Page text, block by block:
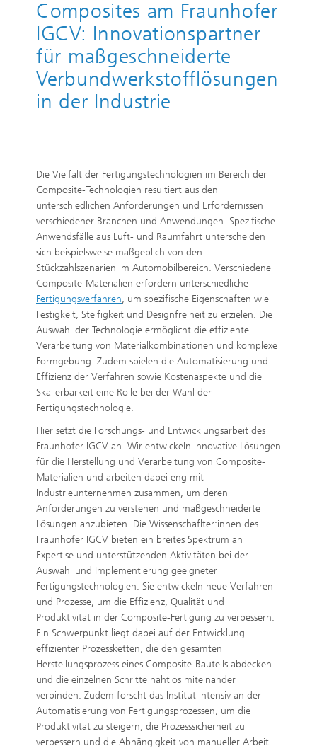
Composites am Fraunhofer
IGCV: Innovationspartner
für maßgeschneiderte
Verbundwerkstofflösungen
in der Industrie
Die Vielfalt der Fertigungstechnologien im Bereich der
Composite-Technologien resultiert aus den
unterschiedlichen Anforderungen und Erfordernissen
verschiedener Branchen und Anwendungen. Spezifische
Anwendsfälle aus Luft- und Raumfahrt unterscheiden
sich beispielsweise maßgeblich von den
Stückzahlszenarien im Automobilbereich. Verschiedene
Composite-Materialien erfordern unterschiedliche
Fertigungsverfahren, um spezifische Eigenschaften wie
Festigkeit, Steifigkeit und Designfreiheit zu erzielen. Die
Auswahl der Technologie ermöglicht die effiziente
Verarbeitung von Materialkombinationen und komplexe
Formgebung. Zudem spielen die Automatisierung und
Effizienz der Verfahren sowie Kostenaspekte und die
Skalierbarkeit eine Rolle bei der Wahl der
Fertigungstechnologie.
Hier setzt die Forschungs- und Entwicklungsarbeit des
Fraunhofer IGCV an. Wir entwickeln innovative Lösungen
für die Herstellung und Verarbeitung von Composite-
Materialien und arbeiten dabei eng mit
Industrieunternehmen zusammen, um deren
Anforderungen zu verstehen und maßgeschneiderte
Lösungen anzubieten. Die Wissenschaflter:innen des
Fraunhofer IGCV bieten ein breites Spektrum an
Expertise und unterstützenden Aktivitäten bei der
Auswahl und Implementierung geeigneter
Fertigungstechnologien. Sie entwickeln neue Verfahren
und Prozesse, um die Effizienz, Qualität und
Produktivität in der Composite-Fertigung zu verbessern.
Ein Schwerpunkt liegt dabei auf der Entwicklung
effizienter Prozessketten, die den gesamten
Herstellungsprozess eines Composite-Bauteils abdecken
und die einzelnen Schritte nahtlos miteinander
verbinden. Zudem forscht das Institut intensiv an der
Automatisierung von Fertigungsprozessen, um die
Produktivität zu steigern, die Prozesssicherheit zu
verbessern und die Abhängigkeit von manueller Arbeit